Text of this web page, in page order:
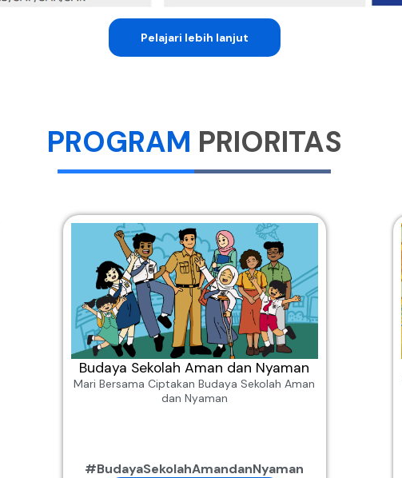
Pelajari lebih lanjut
PROGRAM PRIORITAS
Budaya Sekolah Aman dan Nyaman
Mari Bersama Ciptakan Budaya Sekolah Aman
dan Nyaman
#BudayaSekolahAmandanNyaman